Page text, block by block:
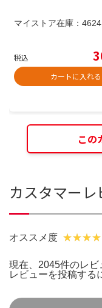
マイストア在庫： 4624
税込
カートに入れる
この
カスタマーレ
オススメ度
現在、2045件のレビ
レビューを投稿する